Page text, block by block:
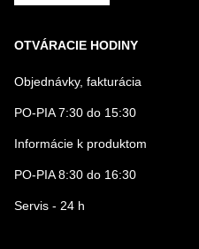
OTVÁRACIE HODINY
Objednávky, fakturácia
PO-PIA 7:30 do 15:30
Informácie k produktom
PO-PIA 8:30 do 16:30
Servis - 24 h